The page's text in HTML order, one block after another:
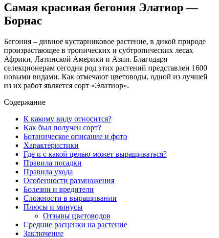
Самая красивая бегония Элатиор —
Бориас
Бегония – дивное кустарниковое растение, в дикой природе
произрастающее в тропических и субтропических лесах
Африки, Латинской Америки и Азии. Благодаря
селекционерам сегодня род этих растений представлен 1600
новыми видами. Как отмечают цветоводы, одной из лучшей
из их работ является сорт «Элатиор».
Содержание
К какому виду относится?
Как был получен сорт?
Ботаническое описание и фото
Характеристики
Где и с какой целью может выращиваться?
Правила посадки
Правила ухода
Особенности размножения
Болезни и вредители
Сложности в выращивании
Плюсы и минусы
Отзывы цветоводов
Средние расценки на растение
Заключение